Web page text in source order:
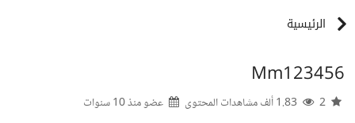
الرئيسية
Mm123456
عضو منذ10 سنوات